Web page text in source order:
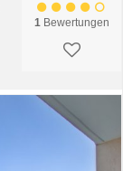
1Bewertungen